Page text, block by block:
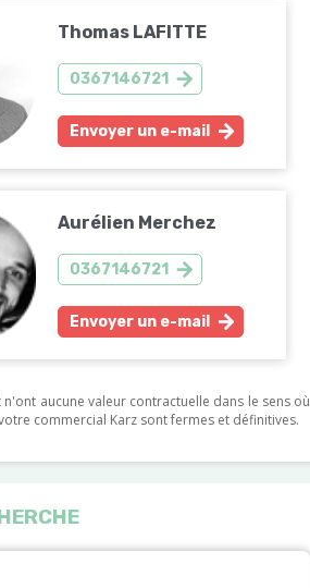
Thomas LAFITTE
0367146721
Envoyer un e-mail
Aurélien Merchez
0367146721
Envoyer un e-mail
aucune valeur contractuelle dans le sens où
commercial Karz sont fermes et définitives.